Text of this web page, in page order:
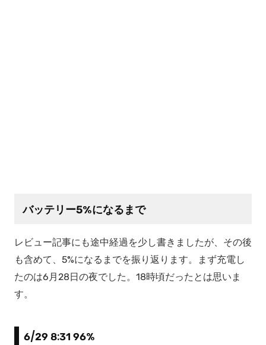
バッテリー5%になるまで
レビュー記事にも途中経過を少し書きましたが、その後
も含めて、5%になるまでを振り返ります。まず充電し
たのは6月28日の夜でした。18時頃だったとは思いま
す。
6/29 8:31 96%